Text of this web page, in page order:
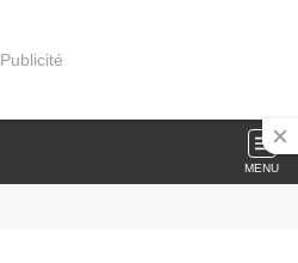
Publicité
MENU